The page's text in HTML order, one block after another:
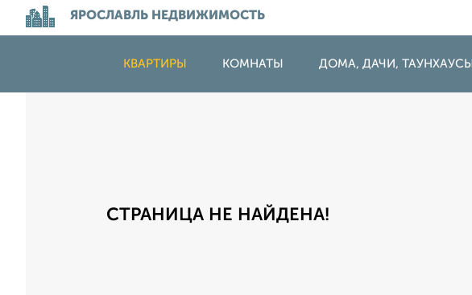
ЯРОСЛАВЛЬ НЕДВИЖИМОСТЬ
КВАРТИРЫ КОМНАТЫ ДОМА, ДАЧИ, ТАУНХАУСЫ
СТРАНИЦА НЕ НАЙДЕНА!